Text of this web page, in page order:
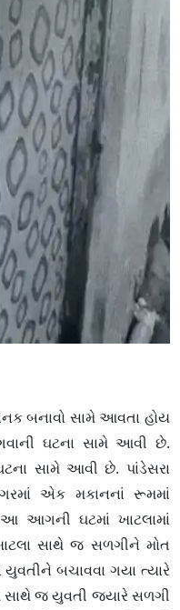
બનાવો સામે આવતા હોય
ઘટના સામે આવી છે.
સામે આવી છે. પાંડેસરા
એક મકાનનાં રૂમમાં
આગની ઘટમાં ખાટલામાં
સાથે જ સળગીને મોત
બચાવવા ગયા ત્યારે
સાથે જ યુવતી જ્યારે સળગી